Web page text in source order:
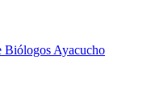
Biólogos Ayacucho